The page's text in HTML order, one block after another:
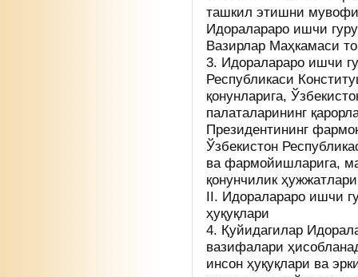
ташкил этишни
Идоралараро ишчи
Вазирлар Маҳкамаси
3. Идоралараро ишчи
Республикаси
қонунларига,
палаталарининг
Президентининг
Ўзбекистон
ва фармойишларига,
қонунчилик
II. Идоралараро ишчи
ҳуқуқлари
4. Қуйидагилар
вазифалари
инсон ҳуқуқлари ва